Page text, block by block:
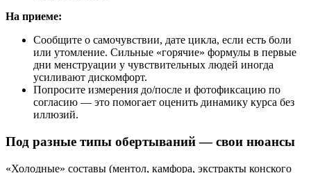
На приеме:
Сообщите о самочувствии, дате цикла, если есть боли
или утомление. Сильные «горячие» формулы в первые
дни менструации у чувствительных людей иногда
усиливают дискомфорт.
Попросите измерения до/после и фотофиксацию по
согласию — это помогает оценить динамику курса без
иллюзий.
Под разные типы обертываний — свои нюансы
«Холодные» составы (ментол, камфора, экстракты конского